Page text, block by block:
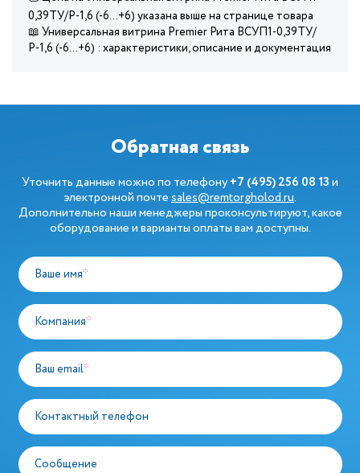
0,39ТУ/Р-1,6 (-6…+6) указана выше на странице товара
📖 Универсальная витрина Premier Рита ВСУП1-0,39ТУ/
Р-1,6 (-6…+6) : характеристики, описание и документация
Обратная связь
Уточнить данные можно по телефону+7 (495) 256 08 13и
электронной почтеsales@remtorgholod.ru.
Дополнительно наши менеджеры проконсультируют, какое
оборудование и варианты оплаты вам доступны.
Ваше имя*
Компания*
Ваш email*
Контактный телефон
Сообщение